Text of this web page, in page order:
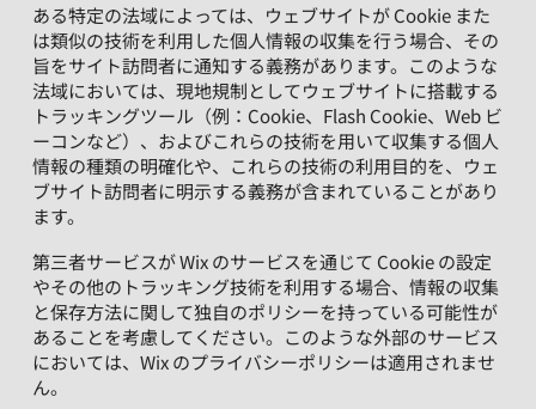
ある特定の法域によっては、ウェブサイトが Cookie また
は類似の技術を利用した個人情報の収集を行う場合、その
旨をサイト訪問者に通知する義務があります。このような
法域においては、現地規制としてウェブサイトに搭載する
トラッキングツール（例：Cookie、Flash Cookie、Web ビ
ーコンなど）、およびこれらの技術を用いて収集する個人
情報の種類の明確化や、これらの技術の利用目的を、ウェ
ブサイト訪問者に明示する義務が含まれていることがあり
ます。
第三者サービスが Wix のサービスを通じて Cookie の設定
やその他のトラッキング技術を利用する場合、情報の収集
と保存方法に関して独自のポリシーを持っている可能性が
あることを考慮してください。このような外部のサービス
においては、Wix のプライバシーポリシーは適用されませ
ん。